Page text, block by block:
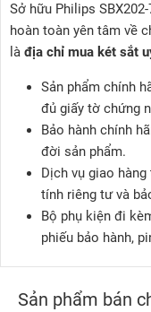
Sở hữu Philips
hoàn toàn yên tâm về
là địa chỉ mua két sắt
Sản phẩm chính
đủ giấy tờ chứng
Bảo hành chính
đời sản phẩm.
Dịch vụ giao
tính riêng tư và
Bộ phụ kiện đi
phiếu bảo hành,
Sản phẩm bán